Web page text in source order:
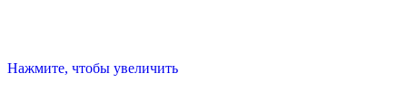
Нажмите, чтобы увеличить